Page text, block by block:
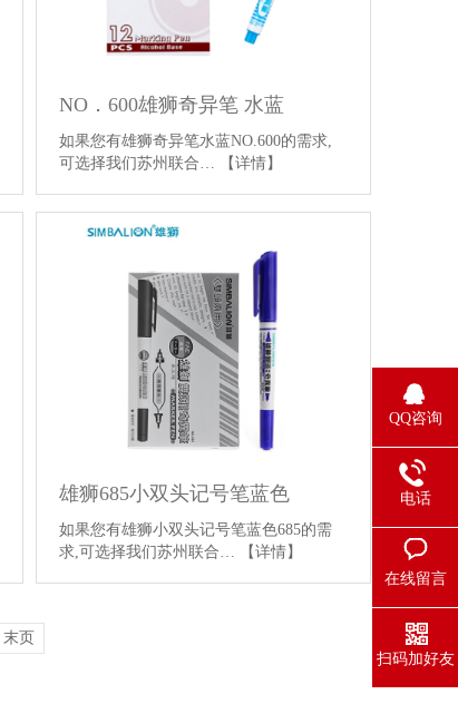
NO．600雄狮奇异笔 水蓝
如果您有雄狮奇异笔水蓝NO.600的需求,
可选择我们苏州联合…
【详情】
雄狮685小双头记号笔蓝色
如果您有雄狮小双头记号笔蓝色685的需
求,可选择我们苏州联合…
【详情】
末页
QQ咨询
电话
在线留言
扫码加好友